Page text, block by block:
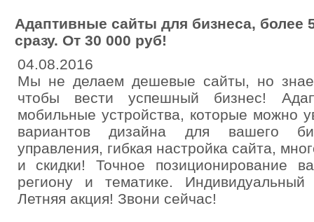
Адаптивные сайты для бизнеса, более
сразу. От 30 000 руб!
04.08.2016
Мы не делаем дешевые сайты, но
чтобы вести успешный бизнес!
мобильные устройства, которые можно
вариантов дизайна для вашего
управления, гибкая настройка сайта,
и скидки! Точное позиционирование
региону и тематике.
Летняя акция! Звони сейчас!